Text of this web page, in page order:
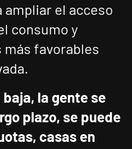
el acceso
consumo y
favorables
la gente se
plazo, se puede
casas en